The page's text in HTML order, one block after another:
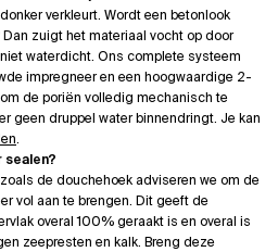
verkleurt. Wordt een betonlook
zuigt het materiaal vocht op door
waterdicht. Ons complete systeem
impregneer en een hoogwaardige 2-
de poriën volledig mechanisch te
geen druppel water binnendringt. Je kan
.
sealen?
de douchehoek adviseren we om de
vol aan te brengen. Dit geeft de
overal 100% geraakt is en overal is
zeepresten en kalk. Breng deze